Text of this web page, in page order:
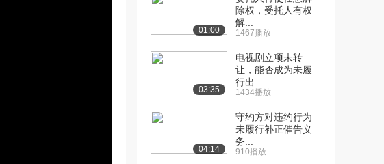
01:00
除权，受托人有权
解...
1467播放
03:35
电视剧立项未转
让，能否成为未履
行出...
1434播放
04:14
守约方对违约行为
未履行补正催告义
务...
910播放